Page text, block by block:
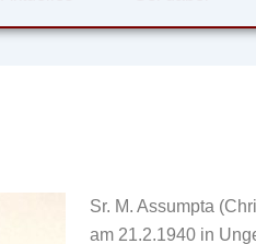
Sr. M. Assumpta
am 21.2.1940 in